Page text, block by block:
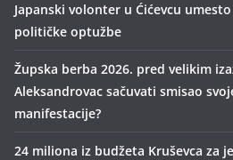
Japanski volonter u Ćićevcu
političke optužbe
Župska berba 2026. pred velikim
Aleksandrovac sačuvati smisao
manifestacije?
24 miliona iz budžeta Kruševca za